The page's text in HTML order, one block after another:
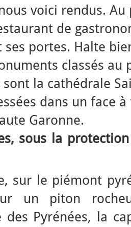
voici rendus. Au
de
ses portes. Halte
classés
sont la cathédrale
dans un face
Garonne.
sous la
sur le piémont
un piton
des Pyrénées, la